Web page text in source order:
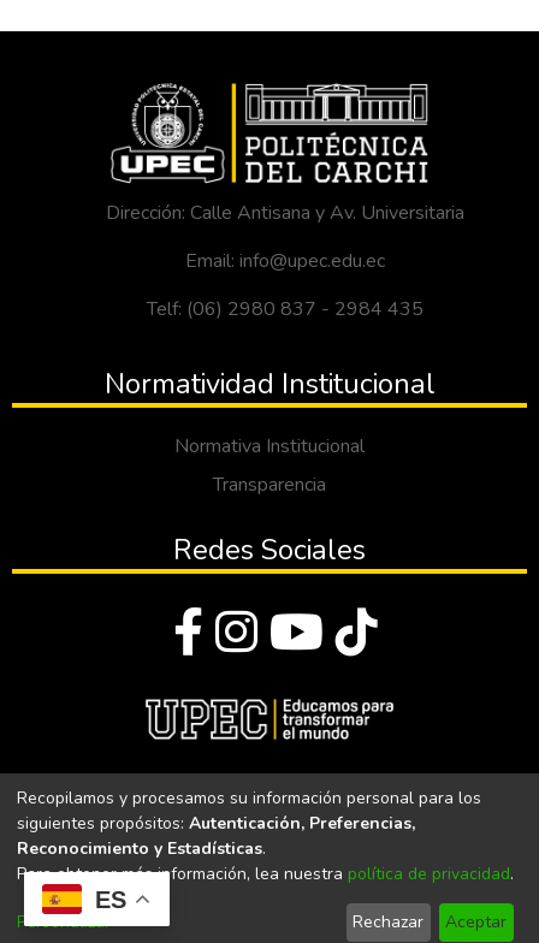
ES
Dirección: Calle Antisana y Av. Universitaria
Email: info@upec.edu.ec
Telf: (06) 2980 837 - 2984 435
Normatividad Institucional
Normativa Institucional
Transparencia
Redes Sociales
Universidad Politécnica Estatal del Carchi
Universidad Politécnica Estatal del Carchi | Acreditada por el
CACES Resolución N°. 160-SE-33-CACES-2020
Recopilamos y procesamos su información personal para los
siguientes propósitos: Autenticación, Preferencias,
Reconocimiento y Estadísticas.
Para obtener más información, lea nuestra política de privacidad.
Personalizar Rechazar Aceptar